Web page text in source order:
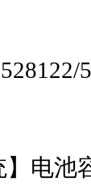
】电